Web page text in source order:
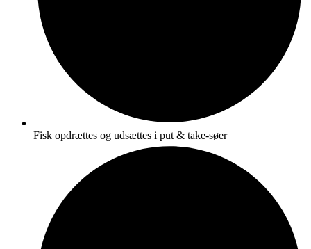
Fisk opdrættes og udsættes i put & take-søer